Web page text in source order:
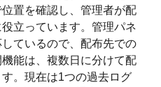
置を確認し、管理者が配
立っています。管理パネ
ているので、配布先での
能は、複数日に分けて配
。現在は1つの過去ログ